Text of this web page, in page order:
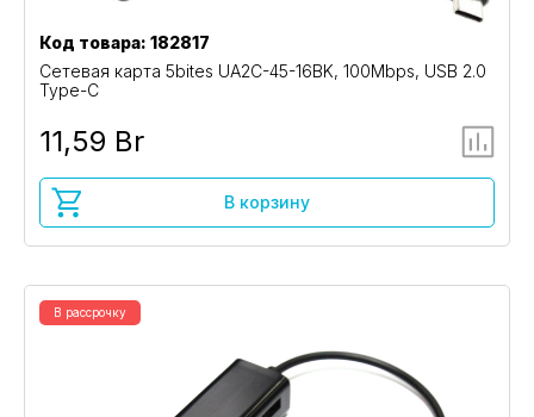
Код товара: 182817
Сетевая карта 5bites UA2C-45-16BK, 100Mbps, USB 2.0
Type-C
11,59 Br
В корзину
В рассрочку